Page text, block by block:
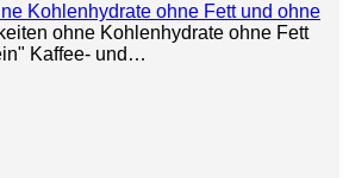
Kohlenhydrate ohne Fett und ohne
ohne Kohlenhydrate ohne Fett
Kaffee- und…